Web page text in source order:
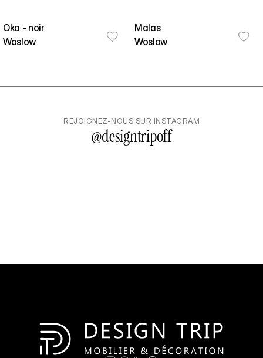
Oka - noir
Woslow
Malas
Woslow
REJOIGNEZ-NOUS SUR INSTAGRAM
@designtripoff